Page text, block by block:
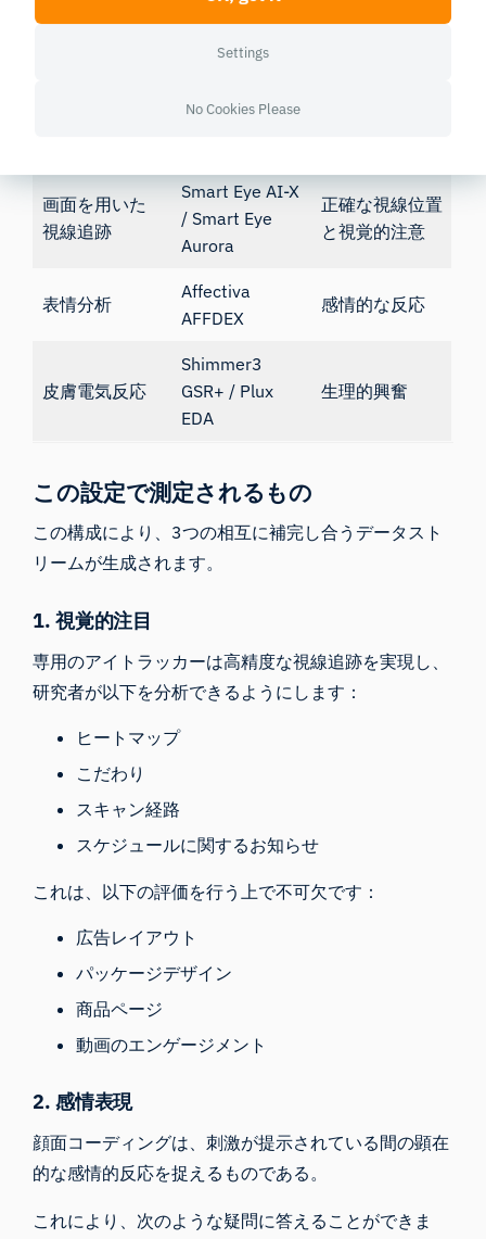
ハードウェアコンポーネント
代表的なデバイ
画面を用いた
視線追跡
Smart Eye AI-X
/ Smart Eye
Aurora
正確な視線位置
と視覚的注意
表情分析
Affectiva
AFFDEX
感情的な反応
皮膚電気反応
Shimmer3
GSR+/ Plux
EDA
生理的興奮
この設定で測定されるもの
この構成により、3つの相互に補完し合うデータスト
リームが生成されます。
1. 視覚的注目
専用のアイトラッカーは高精度な視線追跡を実現し、
研究者が以下を分析できるようにします：
ヒートマップ
こだわり
スキャン経路
スケジュールに関するお知らせ
これは、以下の評価を行う上で不可欠です：
広告レイアウト
パッケージデザイン
商品ページ
動画のエンゲージメント
2. 感情表現
顔面コーディングは、刺激が提示されている間の顕在
的な感情的反応を捉えるものである。
これにより、次のような疑問に答えることができま
Settings
No Cookies Please